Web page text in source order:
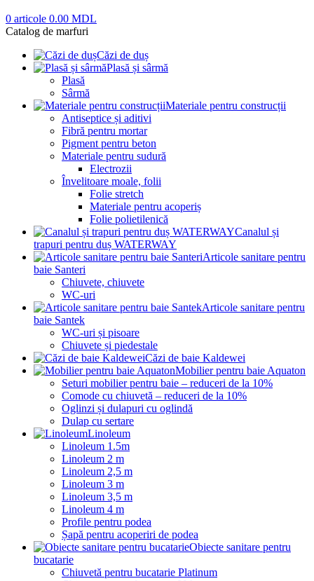
0 articole 0.00 MDL
Catalog de marfuri
Căzi de duș
Plasă și sârmă
Plasă
Sârmă
Materiale pentru construcții
Antiseptice și aditivi
Fibră pentru mortar
Pigment pentru beton
Materiale pentru sudură
Electrozii
Învelitoare moale, folii
Folie stretch
Materiale pentru acoperiș
Folie polietilenică
Canalul și
trapuri pentru duș WATERWAY
Articole sanitare pentru
baie Santeri
Chiuvete, chiuvete
WC-uri
Articole sanitare pentru
baie Santek
WC-uri și pisoare
Chiuvete și piedestale
Căzi de baie Kaldewei
Mobilier pentru baie Aquaton
Seturi mobilier pentru baie – reduceri de la 10%
Comode cu chiuvetă – reduceri de la 10%
Oglinzi și dulapuri cu oglindă
Dulap cu sertare
Linoleum
Linoleum 1.5m
Linoleum 2 m
Linoleum 2,5 m
Linoleum 3 m
Linoleum 3,5 m
Linoleum 4 m
Profile pentru podea
Șapă pentru acoperiri de podea
Obiecte sanitare pentru
bucatarie
Chiuvetă pentru bucatarie Platinum